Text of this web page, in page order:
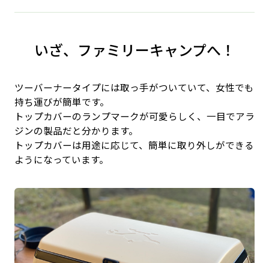
いざ、ファミリーキャンプへ！
ツーバーナータイプには取っ手がついていて、女性でも
持ち運びが簡単です。
トップカバーのランプマークが可愛らしく、一目でアラ
ジンの製品だと分かります。
トップカバーは用途に応じて、簡単に取り外しができる
ようになっています。